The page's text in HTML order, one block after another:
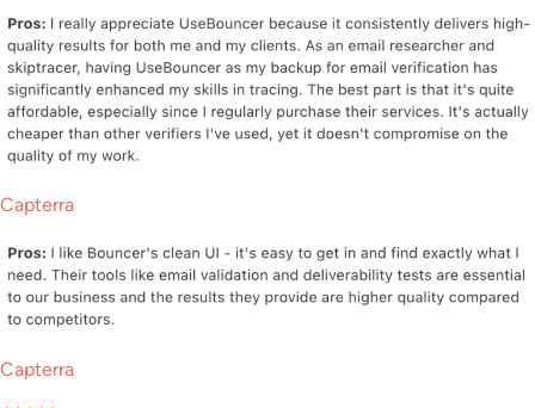
Capterra
Capterra